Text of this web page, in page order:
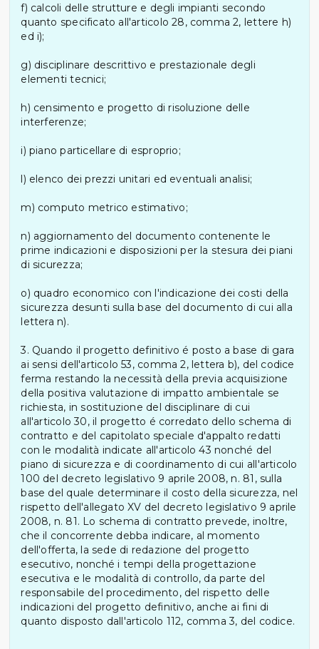
f) calcoli delle strutture e degli impianti secondo
quanto specificato all'articolo 28, comma 2, lettere h)
ed i);
g) disciplinare descrittivo e prestazionale degli
elementi tecnici;
h) censimento e progetto di risoluzione delle
interferenze;
i) piano particellare di esproprio;
l) elenco dei prezzi unitari ed eventuali analisi;
m) computo metrico estimativo;
n) aggiornamento del documento contenente le
prime indicazioni e disposizioni per la stesura dei piani
di sicurezza;
o) quadro economico con l'indicazione dei costi della
sicurezza desunti sulla base del documento di cui alla
lettera n).
3. Quando il progetto definitivo é posto a base di gara
ai sensi dell'articolo 53, comma 2, lettera b), del codice
ferma restando la necessità della previa acquisizione
della positiva valutazione di impatto ambientale se
richiesta, in sostituzione del disciplinare di cui
all'articolo 30, il progetto é corredato dello schema di
contratto e del capitolato speciale d'appalto redatti
con le modalità indicate all'articolo 43 nonché del
piano di sicurezza e di coordinamento di cui all'articolo
100 del decreto legislativo 9 aprile 2008, n. 81, sulla
base del quale determinare il costo della sicurezza, nel
rispetto dell'allegato XV del decreto legislativo 9 aprile
2008, n. 81. Lo schema di contratto prevede, inoltre,
che il concorrente debba indicare, al momento
dell'offerta, la sede di redazione del progetto
esecutivo, nonché i tempi della progettazione
esecutiva e le modalità di controllo, da parte del
responsabile del procedimento, del rispetto delle
indicazioni del progetto definitivo, anche ai fini di
quanto disposto dall'articolo 112, comma 3, del codice.